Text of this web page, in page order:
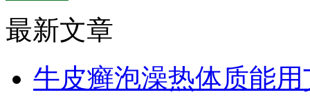
最新文章
牛皮癣泡澡热体质能